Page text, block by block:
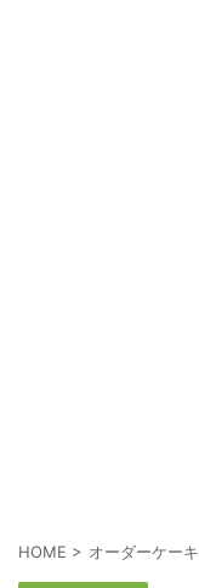
HOME > オーダーケーキ